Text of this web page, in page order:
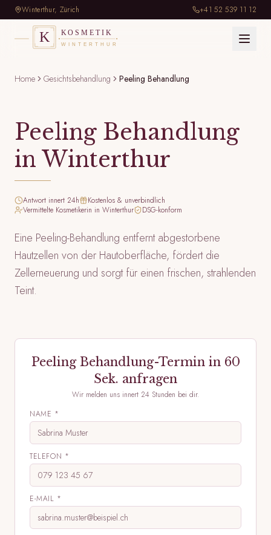
Winterthur, Zürich +41 52 539 11 12
Home Gesichtsbehandlung Peeling Behandlung
Peeling Behandlung
in Winterthur
Antwort innert 24h
Kostenlos & unverbindlich
Vermittelte Kosmetikerin in Winterthur
DSG-konform
Eine Peeling-Behandlung entfernt abgestorbene
Hautzellen von der Hautoberfläche, fördert die
Zellerneuerung und sorgt für einen frischen, strahlenden
Teint.
Peeling Behandlung-Termin in 60
Sek. anfragen
Wir melden uns innert 24 Stunden bei dir.
NAME *
TELEFON *
E-MAIL *